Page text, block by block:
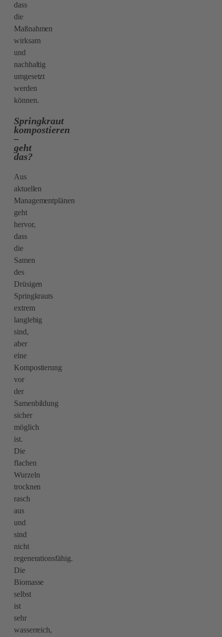
dass
die
Maßnahmen
wirksam
und
nachhaltig
umgesetzt
werden
können.
Springkraut
kompostieren
–
geht
das?
Aus
aktuellen
Managementplänen
geht
hervor,
dass
die
Samen
des
Drüsigen
Springkrauts
extrem
langlebig
sind,
aber
eine
Kompostierung
vor
der
Samenbildung
sicher
möglich
ist.
Die
flachen
Wurzeln
trocknen
rasch
aus
und
sind
nicht
regenerationsfähig.
Die
Biomasse
selbst
ist
sehr
wasserreich,